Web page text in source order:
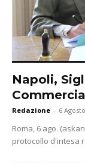
Napoli,
Redazione - 6
Roma, 6 ago.
protocollo d'intesa